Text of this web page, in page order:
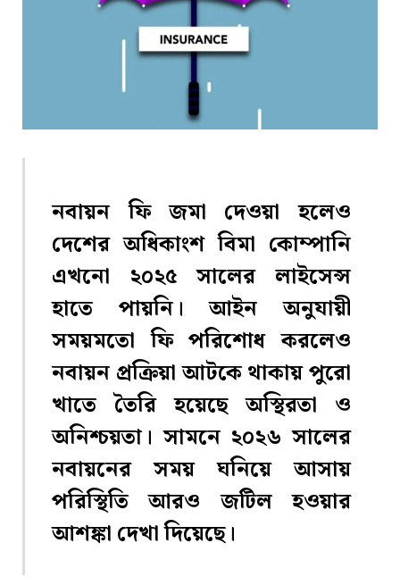
নবায়ন ফি জমা দেওয়া হলেও
দেশের অধিকাংশ বিমা কোম্পানি
এখনো ২০২৫ সালের লাইসেন্স
হাতে পায়নি। আইন অনুযায়ী
সময়মতো ফি পরিশোধ করলেও
নবায়ন প্রক্রিয়া আটকে থাকায় পুরো
খাতে তৈরি হয়েছে অস্থিরতা ও
অনিশ্চয়তা। সামনে ২০২৬ সালের
নবায়নের সময় ঘনিয়ে আসায়
পরিস্থিতি আরও জটিল হওয়ার
আশঙ্কা দেখা দিয়েছে।